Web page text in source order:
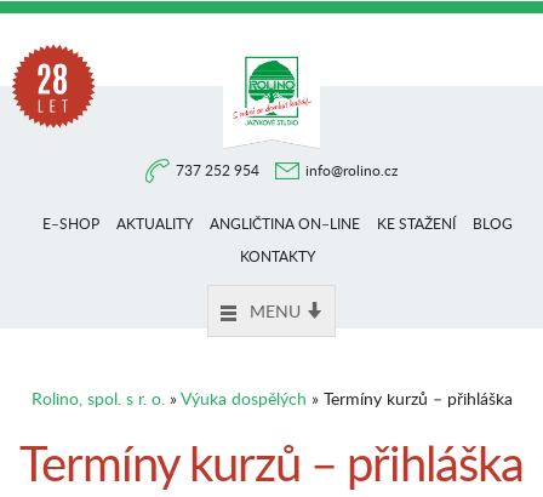
737 252 954 info@rolino.cz
E–SHOP AKTUALITY ANGLIČTINA ON–LINE KE STAŽENÍ
BLOG
KONTAKTY
MENU
Rolino, spol. s r. o.»Výuka dospělých » Termíny kurzů – přihláška
Termíny kurzů – přihláška